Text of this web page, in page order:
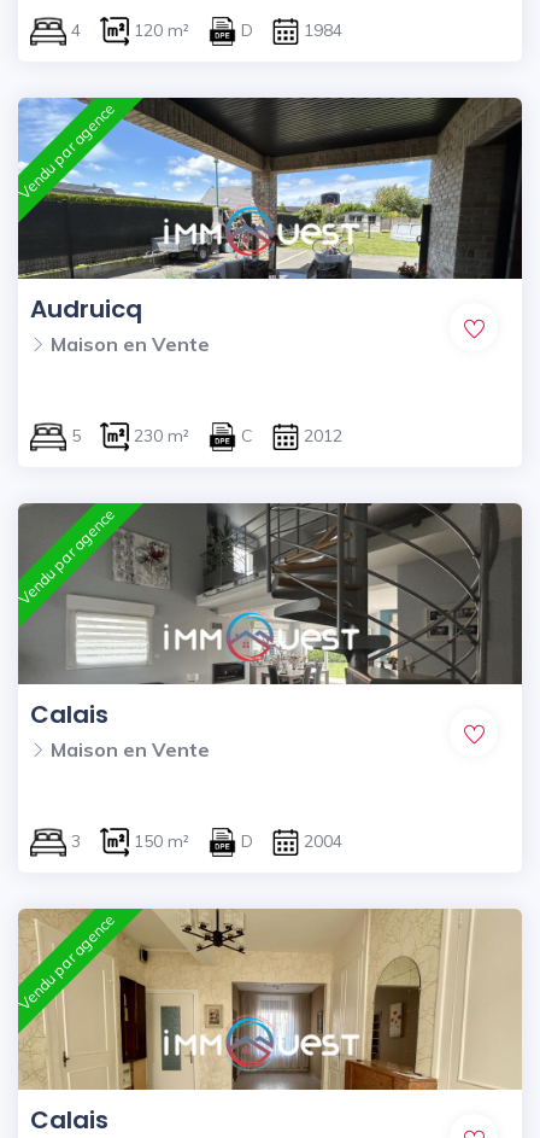
4 120 m² D 1984
Vendu par agence
Audruicq
Maison en Vente
5 230 m² C 2012
Vendu par agence
Calais
Maison en Vente
3 150 m² D 2004
Vendu par agence
Calais